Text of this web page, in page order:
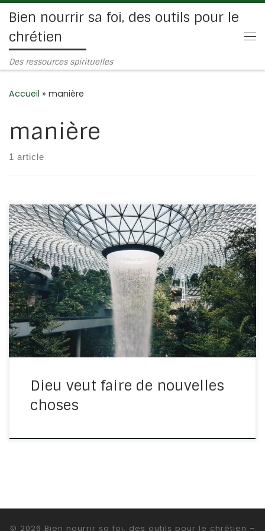
Passer au contenu
Bien nourrir sa foi, des outils pour le
chrétien
Des ressources spirituelles
Accueil » manière
manière
1 article
2 Corinthiens 5/17 Si quelqu’un est en Christ, il est une
nouvelle créature. Les choses anciennes sont passées ;
voici, toutes choses sont devenues nouvelles. Dieu est
fidèle, il ne change pas, amen ? Il ne change […]
Dieu veut faire de nouvelles
choses
© 2026 Bien nourrir sa foi, des outils pour le chrétien –